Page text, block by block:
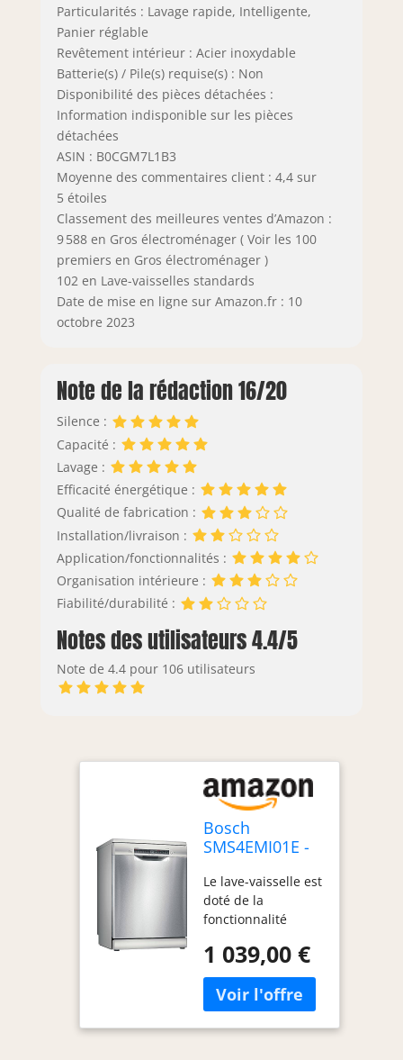
Particularités : Lavage rapide, Intelligente,
Panier réglable
Revêtement intérieur : Acier inoxydable
Batterie(s) / Pile(s) requise(s) : Non
Disponibilité des pièces détachées :
Information indisponible sur les pièces
détachées
ASIN : B0CGM7L1B3
Moyenne des commentaires client : 4,4 sur
5 étoiles
Classement des meilleures ventes d’Amazon :
9 588 en Gros électroménager ( Voir les 100
premiers en Gros électroménager )
102 en Lave-vaisselles standards
Date de mise en ligne sur Amazon.fr : 10
octobre 2023
Note de la rédaction 16/20
Silence :
Capacité :
Lavage :
Efficacité énergétique :
Qualité de fabrication :
Installation/livraison :
Application/fonctionnalités :
Organisation intérieure :
Fiabilité/durabilité :
Notes des utilisateurs 4.4/5
Note de 4.4 pour 106 utilisateurs
Bosch
SMS4EMI01E -
vaisselle Pose-
libre - 60 cm -
14 couverts -
dB - Inox
Le lave-vaisselle est
doté de la
fonctionnalité
assure un séchage
performant grâce à
l'ouverture de
porte automatique
en fin de cycle.
1 039,00 €